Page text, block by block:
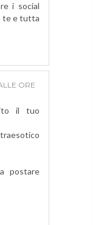
i social
te e tutta
ORE
il tuo
postare